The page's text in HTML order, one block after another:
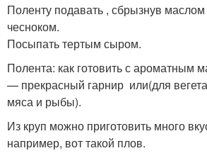
Поленту подавать , сбрызнув
чесноком.
Посыпать тертым сыром.
Полента: как готовить с ароматным
— прекрасный гарнир или(для
мяса и рыбы).
Из круп можно приготовить много
например, вот такой плов.